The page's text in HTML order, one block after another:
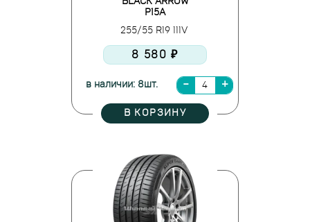
P15A
255/55 R19 111V
8 580 ₽
в наличии: 8шт.
В КОРЗИНУ